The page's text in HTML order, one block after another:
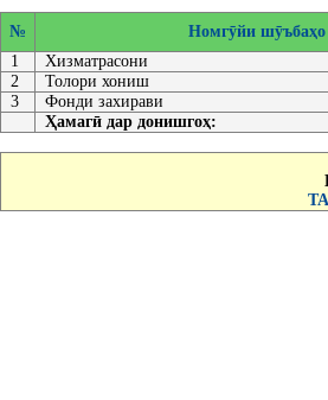
№ Номгӯйи шӯъбаҳо
1
Хизматрасони
2
Толори хониш
3
Фонди захирави
Ҳамагӣ дар донишгоҳ: